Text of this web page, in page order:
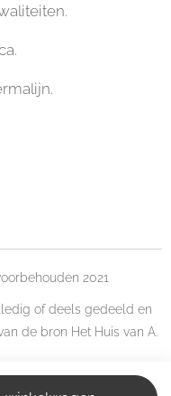
2021
of deels gedeeld en
de bron Het Huis van A.